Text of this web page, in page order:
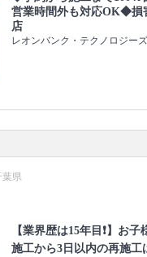
営業時間外も対応OK◆損
店
レオンバンク・テクノロジー
葉県
【業界歴は15年目❗️】お
施工から3日以内の再施工